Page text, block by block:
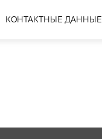
КОНТАКТНЫЕ ДАННЫЕ